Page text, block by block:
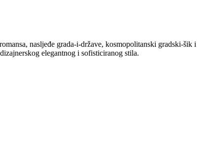
nasljeđe grada-i-države, kosmopolitanski gradski-šik i
elegantnog i sofisticiranog stila.